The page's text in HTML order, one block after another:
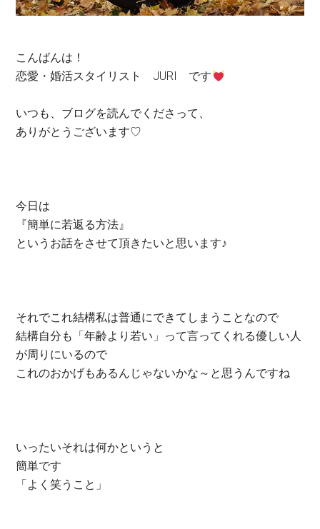
こんばんは！
恋愛・婚活スタイリスト JURI です
いつも、ブログを読んでくださって、
ありがとうございます♡
今日は
『簡単に若返る方法』
というお話をさせて頂きたいと思います♪
それでこれ結構私は普通にできてしまうことなので
結構自分も「年齢より若い」って言ってくれる優しい人
が周りにいるので
これのおかげもあるんじゃないかな～と思うんですね
いったいそれは何かというと
簡単です
「よく笑うこと」